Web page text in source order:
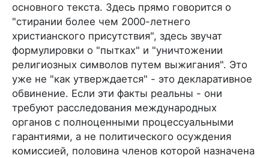
основного текста. Здесь прямо говорится о
"стирании более чем 2000-летнего
христианского присутствия", здесь звучат
формулировки о "пытках" и "уничтожении
религиозных символов путем выжигания". Это
уже не "как утверждается" - это декларативное
обвинение. Если эти факты реальны - они
требуют расследования международных
органов с полноценными процессуальными
гарантиями, а не политического осуждения
комиссией, половина членов которой назначена